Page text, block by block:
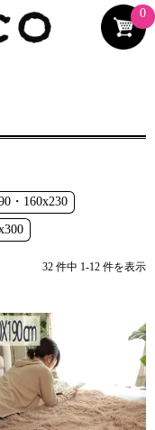
0
・160x230
32 件中 1-12 件を表示